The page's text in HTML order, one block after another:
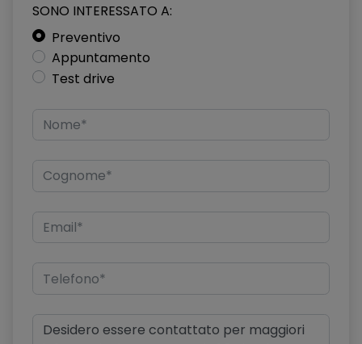
Specchietti Retrovisori Esterni Regolazione Manuale
Start & Stop
Telecomando Apertura / Chiusura Porte
Window bag (anteriori e posteriori)
SONO INTERESSATO A:
Preventivo
Appuntamento
Test drive